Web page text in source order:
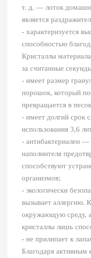
т. д. ― лоток
является
- характеризуется
способностью
Кристаллы
за считанные
- имеет размер
порошок, который
превращается в
- имеет долгий срок
использования 3,6
- антибактериален ―
наполнителя
способствуют
организмов;
- экологически
вызывает аллергию.
окружающую среду, а
кристаллы лишь
- не прилипает к
Благодаря активным